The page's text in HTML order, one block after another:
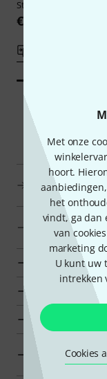
Met onze
hoort.
het
vindt, ga dan
van
marketing
U kunt uw
intrekken
Cookies
Strings DT
€ 26
Äolis
instrumenten
naar
meditatieve
naar
naar
toon fabrikant
Äolis
oogopslag